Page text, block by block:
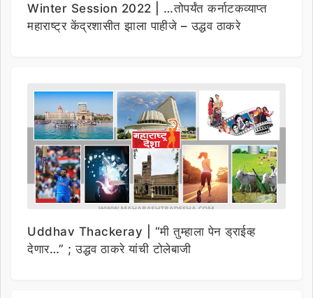
Winter Session 2022 | …तोपर्यंत कर्नाटकव्याप्त
महाराष्ट्र केंद्रशासीत झाला पाहीजे – उद्धव ठाकरे
Uddhav Thackeray | “मी तुम्हाला पेन ड्राईव्ह
देणार…” ; उद्धव ठाकरे यांची टोलेबाजी